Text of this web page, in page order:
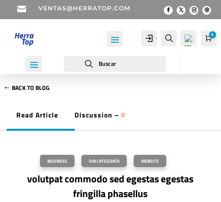
 VENTAS@HERRATOP.COM
Cuenta Buscar 0
Buscar
BACK TO BLOG
Read Article Discussion – 0
BUSINESS SIN CATEGORÍA WEBSITE
volutpat commodo sed egestas egestas
fringilla phasellus